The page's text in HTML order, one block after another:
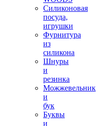
Силиконовая
посуда,
игрушки
Фурнитура
из
силикона
Шнуры
и
резинка
Можжевельник
и
бук
Буквы
и